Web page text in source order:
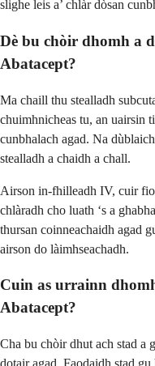
slighe leis a’ chlàr dòsan
Dè bu chòir dhomh a
Abatacept?
Ma chaill thu stealladh
chuimhnicheas tu, an uairsin
cunbhalach agad. Na
stealladh a chaidh a chall.
Airson in-fhilleadh IV, cuir
chlàradh cho luath ‘s a
thursan coinneachaidh agad
airson do làimhseachadh.
Cuin as urrainn
Abatacept?
Cha bu chòir dhut ach stad a
dotair agad. Faodaidh stad